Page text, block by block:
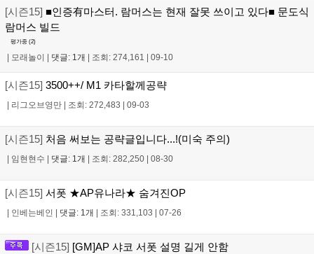
[시즌15] ■인증有마스터. 람머스는 현재 잘못 쓰이고 있다■ 문도식
람머스 빌드
평가중 (2)
모래놀이 댓글: 1개 조회: 274,161 09-10
[시즌15] 3500++/ M1 카타할께공략
리그오브영만 조회: 272,483 09-03
[시즌15] 처음 써보는 공략글입니다...!(미숙 주의)
임현현수 댓글: 1개 조회: 282,250 08-30
[시즌15] 서폿 ★AP유나라★ 숨겨진OP
인베는베인 댓글: 1개 조회: 331,103 07-26
[시즌15] [GM]AP 샤코 서폿 설명 길게 안함